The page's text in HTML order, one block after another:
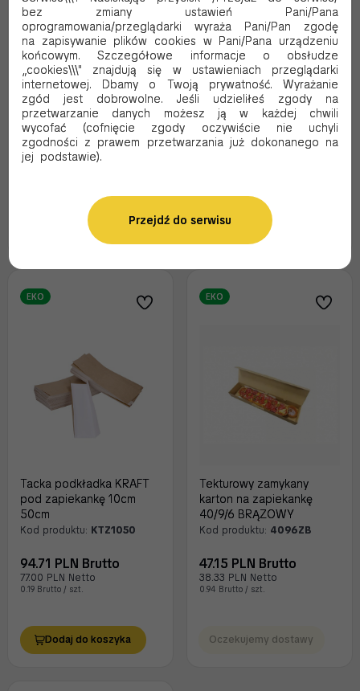
Tacka podkładka KRAFT
pod zapiekankę 10cm
33cm
Kod produktu:KTZ1033
65.60 PLN Brutto
53.33 PLN Netto
Dodaj do koszyka
Tacka podkładka KRAFT
pod zapiekankę 10cm
43cm
Kod produktu:KTZ1043
90.20 PLN Brutto
Dodaj do koszyka
EKO
Tacka podkładka KRAFT
pod zapiekankę 10cm
50cm
Kod produktu: KTZ1050
94.71 PLN Brutto
77.00 PLN Netto
0.19 Brutto / szt.
Dodaj do koszyka
EKO
Tekturowy zamykany
karton na zapiekankę
40/9/6 BRĄZOWY
Kod produktu: 4096ZB
47.15 PLN Brutto
38.33 PLN Netto
0.94 Brutto / szt.
Oczekujemy dostawy
bez zmiany ustawień Pani/Pana
oprogramowania/przeglądarki wyraża Pani/Pan zgodę
na zapisywanie plików cookies w Pani/Pana urządzeniu
końcowym. Szczegółowe informacje o obsłudze
„cookies\\\" znajdują się w ustawieniach przeglądarki
internetowej. Dbamy o Twoją prywatność. Wyrażanie
zgód jest dobrowolne. Jeśli udzieliłeś zgody na
przetwarzanie danych możesz ją w każdej chwili
wycofać (cofnięcie zgody oczywiście nie uchyli
zgodności z prawem przetwarzania już dokonanego na
jej podstawie).
Przejdź do serwisu